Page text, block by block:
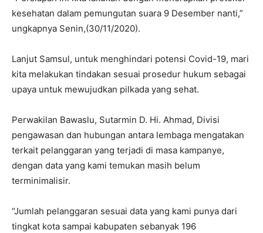
kesehatan dalam pemungutan suara 9 Desember nanti,”
ungkapnya Senin,(30/11/2020).
Lanjut Samsul, untuk menghindari potensi Covid-19, mari
kita melakukan tindakan sesuai prosedur hukum sebagai
upaya untuk mewujudkan pilkada yang sehat.
Perwakilan Bawaslu, Sutarmin D. Hi. Ahmad, Divisi
pengawasan dan hubungan antara lembaga mengatakan
terkait pelanggaran yang terjadi di masa kampanye,
dengan data yang kami temukan masih belum
terminimalisir.
“Jumlah pelanggaran sesuai data yang kami punya dari
tingkat kota sampai kabupaten sebanyak 196